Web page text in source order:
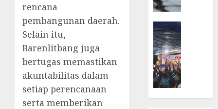
rencana
pembangunan daerah.
Selain itu,
Barenlitbang juga
bertugas memastikan
akuntabilitas dalam
setiap perencanaan
serta memberikan